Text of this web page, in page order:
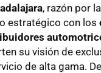
, razón por
estratégico con los
su visión de
de alta gama.